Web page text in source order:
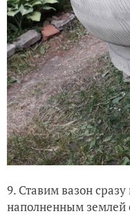
9. Ставим вазон
наполненным землей